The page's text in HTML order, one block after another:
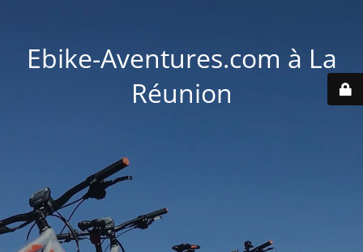
Ebike-Aventures.com à La
Réunion